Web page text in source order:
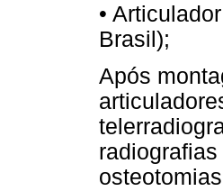
•
Brasil);
Após